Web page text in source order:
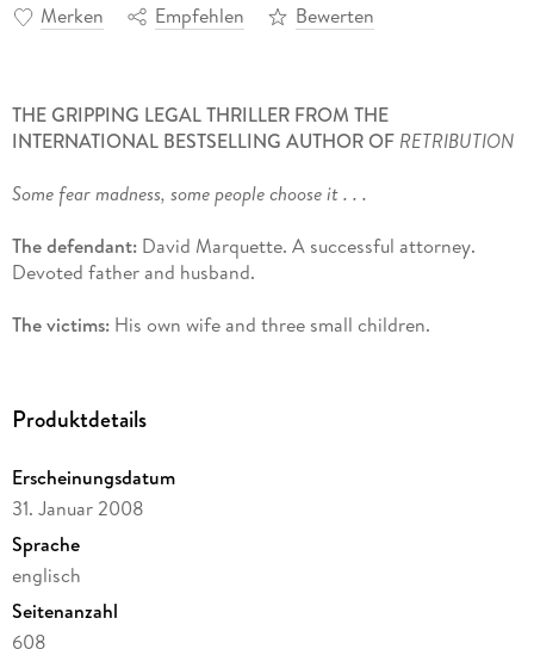
Merken Empfehlen Bewerten
THE GRIPPING LEGAL THRILLER FROM THE
INTERNATIONAL BESTSELLING AUTHOR OF RETRIBUTION
Some fear madness, some people choose it . . .
The defendant:David Marquette. A successful attorney.
Devoted father and husband.
The victims:His own wife and three small children.
But is his insanity defence a cover-up for cold-blooded and
And is there a link between him and a string of unsolved
homicides across the state?
The trial will take young prosecutor Julia Valenciano on a
painful personal journey back into her own past - a past she
is trying to forget.
Produktdetails
Erscheinungsdatum
31. Januar 2008
Sprache
englisch
Seitenanzahl
608